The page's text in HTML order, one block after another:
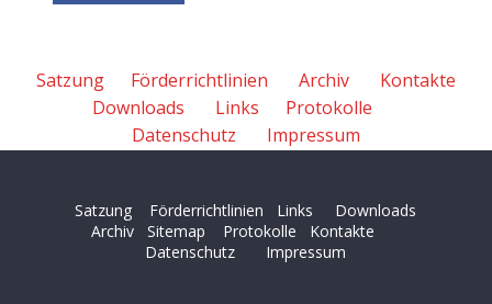
Satzung Förderrichtlinien Archiv
Kontakte
Downloads
Links
Protokolle
Datenschutz
Impressum
Satzung Förderrichtlinien Links
Downloads
Archiv
Sitemap Protokolle
Kontakte
Datenschutz
Impressum